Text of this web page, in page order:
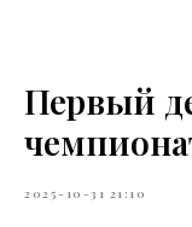
Первый
2025-10-31 21:10